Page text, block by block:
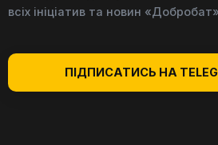
всіх ініціатив та новин
ПІДПИСАТИСЬ НА